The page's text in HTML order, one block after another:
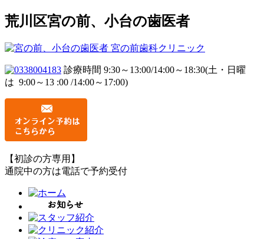
荒川区宮の前、小台の歯医者
診療時間 9:30～13:00/14:00～18:30(土・日曜
は 9:00～13 :00 /14:00～17:00)
【初診の方専用】
通院中の方は電話で予約受付